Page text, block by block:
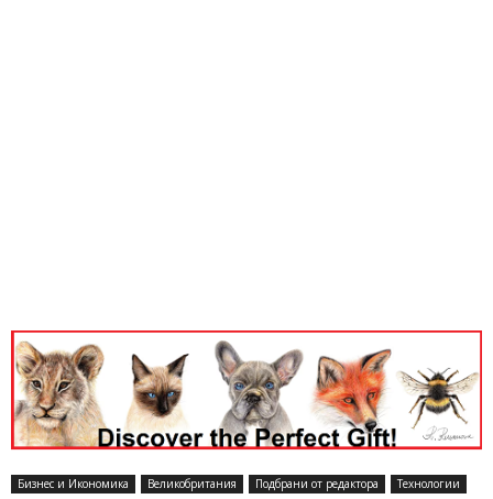
Бизнес и Икономика Великобритания Подбрани от редактора Технологии